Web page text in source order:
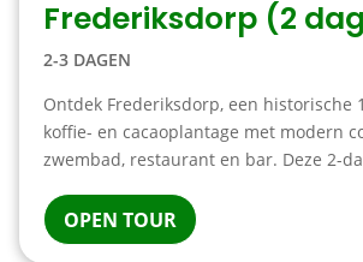
Frederiksdorp (2
2-3 DAGEN
Ontdek Frederiksdorp, een historische
koffie- en cacaoplantage met modern
zwembad, restaurant en bar. Deze 2-
OPEN TOUR